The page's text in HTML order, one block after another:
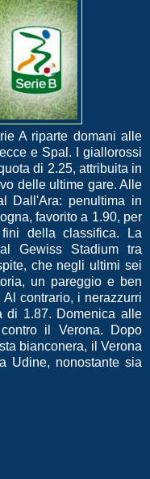
A riparte domani alle
e Spal. I giallorossi
di 2.25, attribuita in
delle ultime gare. Alle
Dall'Ara: penultima in
favorito a 1.90, per
della classifica. La
Gewiss Stadium tra
che negli ultimi sei
un pareggio e ben
contrario, i nerazzurri
di 1.87. Domenica alle
il Verona. Dopo
bianconera, il Verona
Udine, nonostante sia